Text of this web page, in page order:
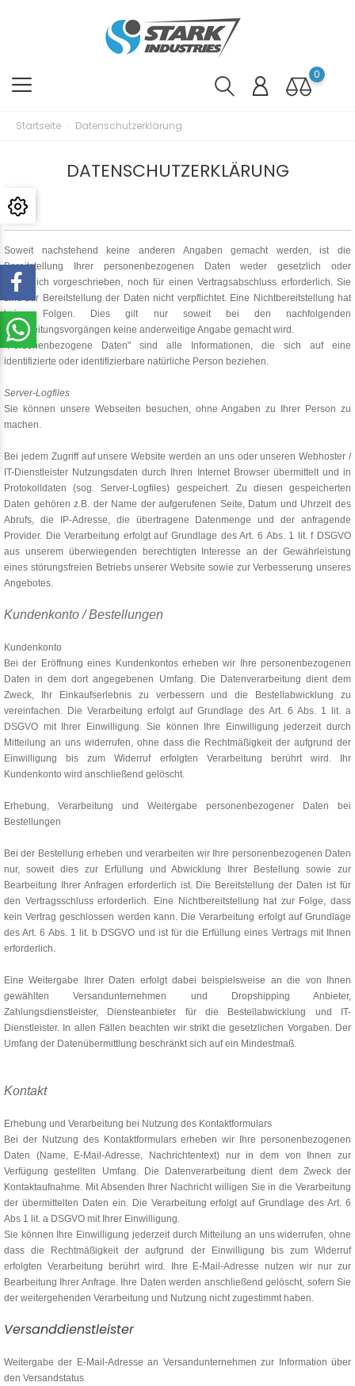
0
Startseite Datenschutzerklärung
DATENSCHUTZERKLÄRUNG
Soweit nachstehend keine anderen Angaben gemacht werden, ist die
Bereitstellung Ihrer personenbezogenen Daten weder gesetzlich oder
vertraglich vorgeschrieben, noch für einen Vertragsabschluss erforderlich. Sie
sind zur Bereitstellung der Daten nicht verpflichtet. Eine Nichtbereitstellung hat
keine Folgen. Dies gilt nur soweit bei den nachfolgenden
Verarbeitungsvorgängen keine anderweitige Angabe gemacht wird.
"Personenbezogene Daten" sind alle Informationen, die sich auf eine
identifizierte oder identifizierbare natürliche Person beziehen.
Server-Logfiles
Sie können unsere Webseiten besuchen, ohne Angaben zu Ihrer Person zu
machen.
Bei jedem Zugriff auf unsere Website werden an uns oder unseren Webhoster /
IT-Dienstleister Nutzungsdaten durch Ihren Internet Browser übermittelt und in
Protokolldaten (sog. Server-Logfiles) gespeichert. Zu diesen gespeicherten
Daten gehören z.B. der Name der aufgerufenen Seite, Datum und Uhrzeit des
Abrufs, die IP-Adresse, die übertragene Datenmenge und der anfragende
Provider. Die Verarbeitung erfolgt auf Grundlage des Art. 6 Abs. 1 lit. f DSGVO
aus unserem überwiegenden berechtigten Interesse an der Gewährleistung
eines störungsfreien Betriebs unserer Website sowie zur Verbesserung unseres
Angebotes.
Kundenkonto / Bestellungen
Kundenkonto
Bei der Eröffnung eines Kundenkontos erheben wir Ihre personenbezogenen
Daten in dem dort angegebenen Umfang. Die Datenverarbeitung dient dem
Zweck, Ihr Einkaufserlebnis zu verbessern und die Bestellabwicklung zu
vereinfachen. Die Verarbeitung erfolgt auf Grundlage des Art. 6 Abs. 1 lit. a
DSGVO mit Ihrer Einwilligung. Sie können Ihre Einwilligung jederzeit durch
Mitteilung an uns widerrufen, ohne dass die Rechtmäßigkeit der aufgrund der
Einwilligung bis zum Widerruf erfolgten Verarbeitung berührt wird. Ihr
Kundenkonto wird anschließend gelöscht.
Erhebung, Verarbeitung und Weitergabe personenbezogener Daten bei
Bestellungen
Bei der Bestellung erheben und verarbeiten wir Ihre personenbezogenen Daten
nur, soweit dies zur Erfüllung und Abwicklung Ihrer Bestellung sowie zur
Bearbeitung Ihrer Anfragen erforderlich ist. Die Bereitstellung der Daten ist für
den Vertragsschluss erforderlich. Eine Nichtbereitstellung hat zur Folge, dass
kein Vertrag geschlossen werden kann. Die Verarbeitung erfolgt auf Grundlage
des Art. 6 Abs. 1 lit. b DSGVO und ist für die Erfüllung eines Vertrags mit Ihnen
erforderlich.
Eine Weitergabe Ihrer Daten erfolgt dabei beispielsweise an die von Ihnen
gewählten Versandunternehmen und Dropshipping Anbieter,
Zahlungsdienstleister, Diensteanbieter für die Bestellabwicklung und IT-
Dienstleister. In allen Fällen beachten wir strikt die gesetzlichen Vorgaben. Der
Umfang der Datenübermittlung beschränkt sich auf ein Mindestmaß.
Kontakt
Erhebung und Verarbeitung bei Nutzung des Kontaktformulars
Bei der Nutzung des Kontaktformulars erheben wir Ihre personenbezogenen
Daten (Name, E-Mail-Adresse, Nachrichtentext) nur in dem von Ihnen zur
Verfügung gestellten Umfang. Die Datenverarbeitung dient dem Zweck der
Kontaktaufnahme. Mit Absenden Ihrer Nachricht willigen Sie in die Verarbeitung
der übermittelten Daten ein. Die Verarbeitung erfolgt auf Grundlage des Art. 6
Abs 1 lit. a DSGVO mit Ihrer Einwilligung.
Sie können Ihre Einwilligung jederzeit durch Mitteilung an uns widerrufen, ohne
dass die Rechtmäßigkeit der aufgrund der Einwilligung bis zum Widerruf
erfolgten Verarbeitung berührt wird. Ihre E-Mail-Adresse nutzen wir nur zur
Bearbeitung Ihrer Anfrage. Ihre Daten werden anschließend gelöscht, sofern Sie
der weitergehenden Verarbeitung und Nutzung nicht zugestimmt haben.
Versanddienstleister
Weitergabe der E-Mail-Adresse an Versandunternehmen zur Information über
den Versandstatus